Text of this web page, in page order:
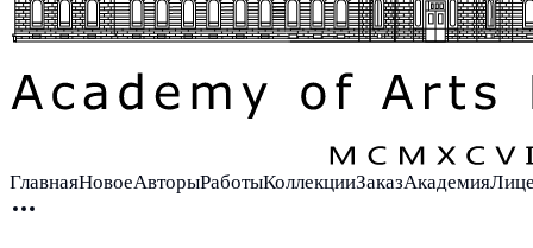
ГлавнаяНовоеАвторыРаботыКоллекцииЗаказАкадемия